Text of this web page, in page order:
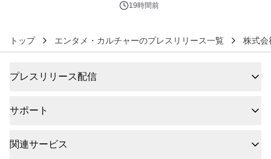
19時間前
トップ エンタメ・カルチャーのプレスリリース一覧 株式会
プレスリリース配信
サポート
関連サービス